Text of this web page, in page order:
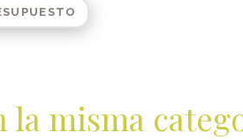
la misma